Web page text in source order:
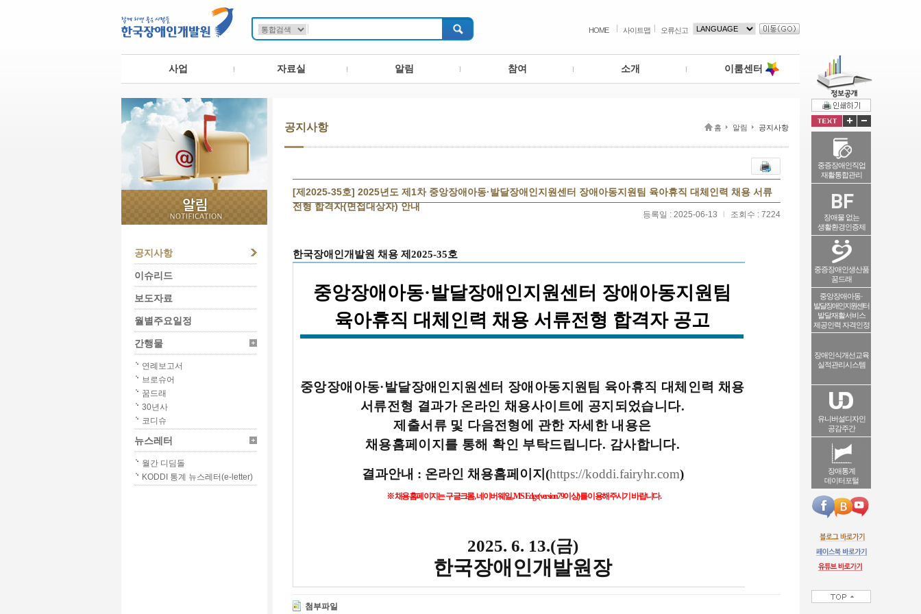
HOME 사이트맵 오류신고
사업 자료실 알림 참여 소개 이룸센터
공지사항
이슈리드
보도자료
월별주요일정
간행물
연례보고서
브로슈어
꿈드래
30년사
코디슈
뉴스레터
월간 디딤돌
KODDI 통계 뉴스레터(e-letter)
공지사항 홈 알림 공지사항
[제2025-35호] 2025년도 제1차 중앙장애아동·발달장애인지원센터 장애아동지원팀 육아휴직 대체인력 채용 서류
전형 합격자(면접대상자) 안내
등록일 : 2025-06-13 조회수 : 7224
한국장애인개발원 채용 제 2025-35호
중앙장애아동·발달장애인지원센터 장애아동지원팀
육아휴직 대체인력 채용 서류전형 합격자 공고
중앙장애아동·발달장애인지원센터 장애아동지원팀 육아휴직 대체인력 채용
서류전형 결과가 온라인 채용사이트에 공지되었습니다.
제출서류 및 다음전형에 관한 자세한 내용은
채용홈페이지를 통해 확인 부탁드립니다. 감사합니다.
결과안내 : 온라인 채용홈페이지 (https://koddi.fairyhr.com)
※채용홈페이지는 구글크롬,네이버웨일, MS Edge(version79이상)를 이용해주시기 바랍니다.
2025. 6. 13.(금)
한국장애인개발원장
첨부파일
중증장애인직업
재활통합관리
장애물 없는
생활환경인증제
중증장애인생산품
꿈드래
중앙장애아동·
발달장애인지원센터
발달재활서비스
제공인력 자격인정
장애인식개선교육
실적관리시스템
유니버설디자인
공감주간
장애통계
데이터포털